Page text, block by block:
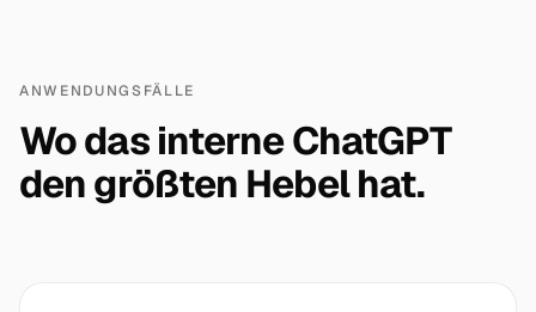
ANWENDUNGSFÄLLE
Wo das interne ChatGPT
den größten Hebel hat.